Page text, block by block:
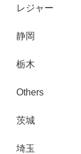
レジャー
静岡
栃木
Others
茨城
埼玉